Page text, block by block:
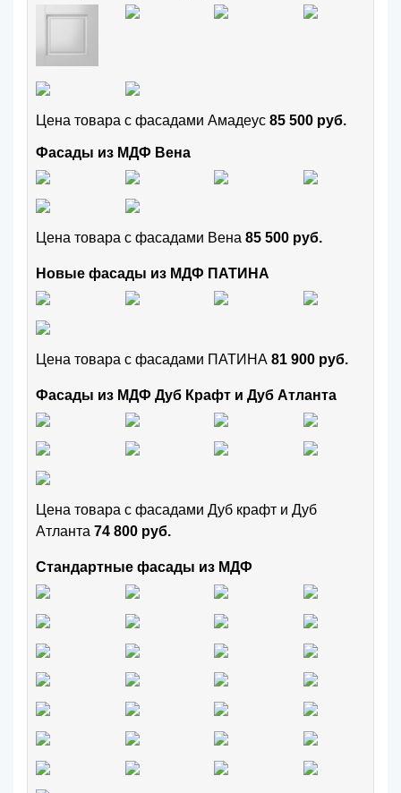
Цена товара с фасадами Амадеус 85 500 руб.
Фасады из МДФ Вена
Цена товара с фасадами Вена 85 500 руб.
Новые фасады из МДФ ПАТИНА
Цена товара с фасадами ПАТИНА 81 900 руб.
Фасады из МДФ Дуб Крафт и Дуб Атланта
Цена товара с фасадами Дуб крафт и Дуб
Атланта 74 800 руб.
Стандартные фасады из МДФ